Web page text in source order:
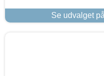
Se udvalget